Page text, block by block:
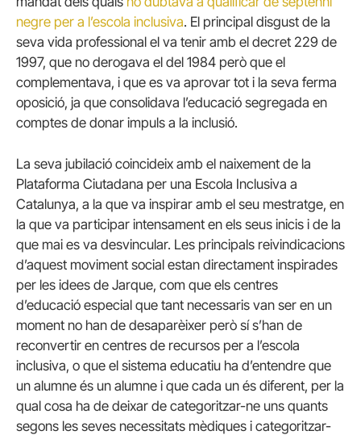
negre per a l’escola inclusiva. El principal disgust de la
seva vida professional el va tenir amb el decret 229 de
1997, que no derogava el del 1984 però que el
complementava, i que es va aprovar tot i la seva ferma
oposició, ja que consolidava l’educació segregada en
comptes de donar impuls a la inclusió.
La seva jubilació coincideix amb el naixement de la
Plataforma Ciutadana per una Escola Inclusiva a
Catalunya, a la que va inspirar amb el seu mestratge, en
la que va participar intensament en els seus inicis i de la
que mai es va desvincular. Les principals reivindicacions
d’aquest moviment social estan directament inspirades
per les idees de Jarque, com que els centres
d’educació especial que tant necessaris van ser en un
moment no han de desaparèixer però sí s’han de
reconvertir en centres de recursos per a l’escola
inclusiva, o que el sistema educatiu ha d’entendre que
un alumne és un alumne i que cada un és diferent, per la
qual cosa ha de deixar de categoritzar-ne uns quants
segons les seves necessitats mèdiques i categoritzar-